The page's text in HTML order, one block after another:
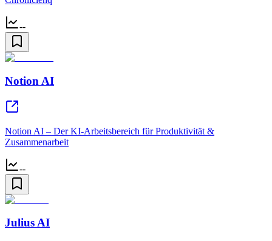
--
Notion AI
Notion AI – Der KI-Arbeitsbereich für Produktivität &
Zusammenarbeit
--
Julius AI